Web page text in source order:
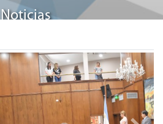
Noticias